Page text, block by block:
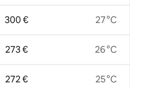
300 €
273 €
272 €
27 °C
26 °C
25 °C